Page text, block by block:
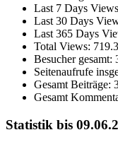
Last 7 Days
Last 30 Days
Last 365 Days
Total Views:
Besucher gesamt:
Seitenaufrufe
Gesamt Beiträge:
Gesamt
Statistik bis